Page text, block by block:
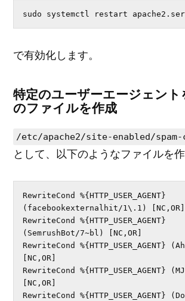
sudo systemctl restart
で有効化します。
特定のユーザーエージェント
のファイルを作成
/etc/apache2/site-enabled/
として、以下のようなファイルを作
RewriteCond %{HTTP_USER_AGENT}
(facebookexternalhit/1\.1) [NC,OR]
RewriteCond %{HTTP_USER_AGENT}
(SemrushBot/7~bl) [NC,OR]
RewriteCond %{HTTP_USER_AGENT}
[NC,OR]
RewriteCond %{HTTP_USER_AGENT}
[NC,OR]
RewriteCond %{HTTP_USER_AGENT}